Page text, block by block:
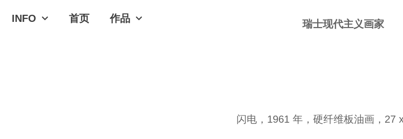
INFO 首页 作品 瑞士现代主义画家
闪电，1961 年，硬纤维板油画，27